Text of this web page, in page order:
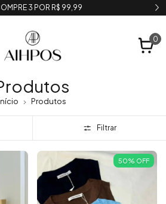
FITNESS [LANÇAMENTO]
0
Produtos
Filtrar
50% OFF